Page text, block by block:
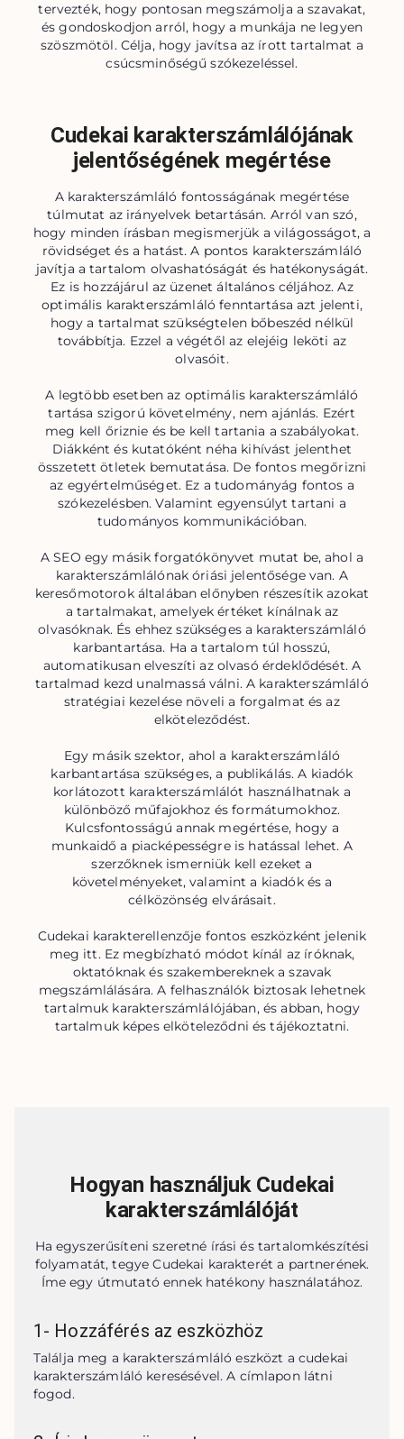
tervezték, hogy pontosan megszámolja a szavakat,
és gondoskodjon arról, hogy a munkája ne legyen
szöszmötöl. Célja, hogy javítsa az írott tartalmat a
csúcsminőségű szókezeléssel.
Cudekai karakterszámlálójának
jelentőségének megértése
A karakterszámláló fontosságának megértése
túlmutat az irányelvek betartásán. Arról van szó,
hogy minden írásban megismerjük a világosságot, a
rövidséget és a hatást. A pontos karakterszámláló
javítja a tartalom olvashatóságát és hatékonyságát.
Ez is hozzájárul az üzenet általános céljához. Az
optimális karakterszámláló fenntartása azt jelenti,
hogy a tartalmat szükségtelen bőbeszéd nélkül
továbbítja. Ezzel a végétől az elejéig leköti az
olvasóit.
A legtöbb esetben az optimális karakterszámláló
tartása szigorú követelmény, nem ajánlás. Ezért
meg kell őriznie és be kell tartania a szabályokat.
Diákként és kutatóként néha kihívást jelenthet
összetett ötletek bemutatása. De fontos megőrizni
az egyértelműséget. Ez a tudományág fontos a
szókezelésben. Valamint egyensúlyt tartani a
tudományos kommunikációban.
A SEO egy másik forgatókönyvet mutat be, ahol a
karakterszámlálónak óriási jelentősége van. A
keresőmotorok általában előnyben részesítik azokat
a tartalmakat, amelyek értéket kínálnak az
olvasóknak. És ehhez szükséges a karakterszámláló
karbantartása. Ha a tartalom túl hosszú,
automatikusan elveszíti az olvasó érdeklődését. A
tartalmad kezd unalmassá válni. A karakterszámláló
stratégiai kezelése növeli a forgalmat és az
elköteleződést.
Egy másik szektor, ahol a karakterszámláló
karbantartása szükséges, a publikálás. A kiadók
korlátozott karakterszámlálót használhatnak a
különböző műfajokhoz és formátumokhoz.
Kulcsfontosságú annak megértése, hogy a
munkaidő a piacképességre is hatással lehet. A
szerzőknek ismerniük kell ezeket a
követelményeket, valamint a kiadók és a
célközönség elvárásait.
Cudekai karakterellenzője fontos eszközként jelenik
meg itt. Ez megbízható módot kínál az íróknak,
oktatóknak és szakembereknek a szavak
megszámlálására. A felhasználók biztosak lehetnek
tartalmuk karakterszámlálójában, és abban, hogy
tartalmuk képes elköteleződni és tájékoztatni.
Hogyan használjuk Cudekai
karakterszámlálóját
Ha egyszerűsíteni szeretné írási és tartalomkészítési
folyamatát, tegye Cudekai karakterét a partnerének.
Íme egy útmutató ennek hatékony használatához.
1 - Hozzáférés az eszközhöz
Találja meg a karakterszámláló eszközt a cudekai
karakterszámláló keresésével. A címlapon látni
fogod.